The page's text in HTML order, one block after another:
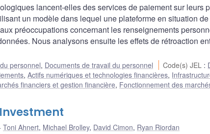
lancent-elles des services de paiement sur leurs
un modèle dans lequel une plateforme en situation
préoccupations concernant les renseignements
Nous analysons ensuite les effets de rétroaction
personnel, Documents de travail du personnel Code(s) JEL :
,Actifs numériques et technologies financières,
financiers et gestion financière, Fonctionnement des
Toni Ahnert, Michael Brolley, David Cimon, Ryan Riordan